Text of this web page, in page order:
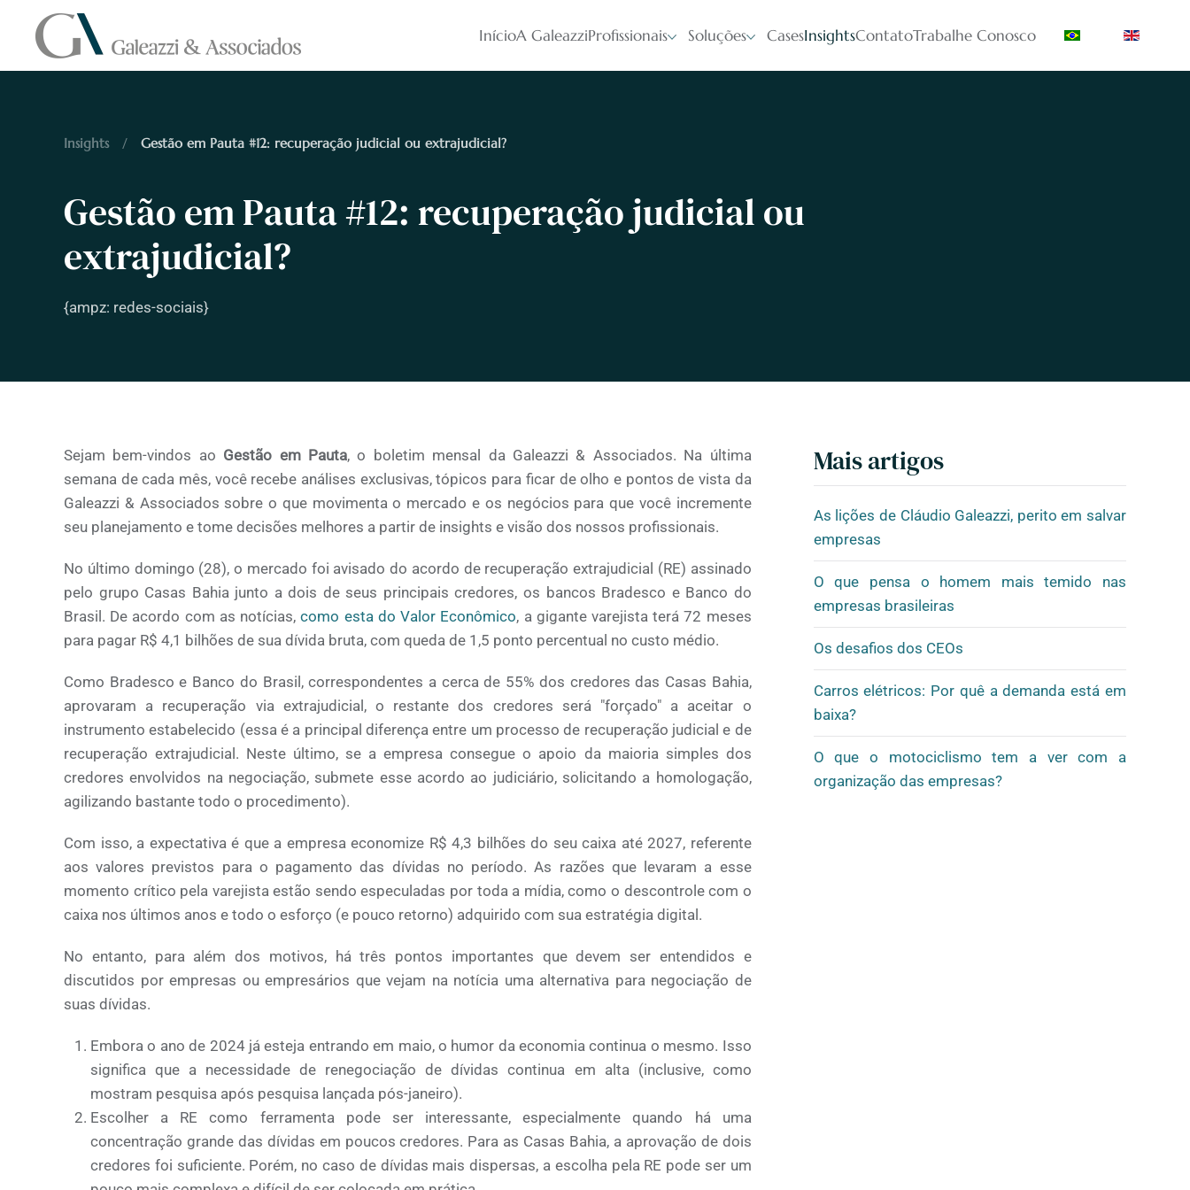
Skip to main content InícioA GaleazziProfissionais Soluções CasesInsightsContatoTrabalhe Conosco
Insights Gestão em Pauta #12: recuperação judicial ou extrajudicial?
Gestão em Pauta #12: recuperação judicial ou
extrajudicial?
{ampz: redes-sociais}
Sejam bem-vindos ao Gestão em Pauta, o boletim mensal da Galeazzi & Associados. Na última
semana de cada mês, você recebe análises exclusivas, tópicos para ficar de olho e pontos de vista da
Galeazzi & Associados sobre o que movimenta o mercado e os negócios para que você incremente
seu planejamento e tome decisões melhores a partir de insights e visão dos nossos profissionais.
No último domingo (28), o mercado foi avisado do acordo de recuperação extrajudicial (RE) assinado
pelo grupo Casas Bahia junto a dois de seus principais credores, os bancos Bradesco e Banco do
Brasil. De acordo com as notícias,como esta do Valor Econômico, a gigante varejista terá 72 meses
para pagar R$ 4,1 bilhões de sua dívida bruta, com queda de 1,5 ponto percentual no custo médio.
Como Bradesco e Banco do Brasil, correspondentes a cerca de 55% dos credores das Casas Bahia,
aprovaram a recuperação via extrajudicial, o restante dos credores será "forçado" a aceitar o
instrumento estabelecido (essa é a principal diferença entre um processo de recuperação judicial e de
recuperação extrajudicial. Neste último, se a empresa consegue o apoio da maioria simples dos
credores envolvidos na negociação, submete esse acordo ao judiciário, solicitando a homologação,
agilizando bastante todo o procedimento).
Com isso, a expectativa é que a empresa economize R$ 4,3 bilhões do seu caixa até 2027, referente
aos valores previstos para o pagamento das dívidas no período. As razões que levaram a esse
momento crítico pela varejista estão sendo especuladas por toda a mídia, como o descontrole com o
caixa nos últimos anos e todo o esforço (e pouco retorno) adquirido com sua estratégia digital.
No entanto, para além dos motivos, há três pontos importantes que devem ser entendidos e
discutidos por empresas ou empresários que vejam na notícia uma alternativa para negociação de
suas dívidas.
Embora o ano de 2024 já esteja entrando em maio, o humor da economia continua o mesmo. Isso
significa que a necessidade de renegociação de dívidas continua em alta (inclusive, como
mostram pesquisa após pesquisa lançada pós-janeiro).
Escolher a RE como ferramenta pode ser interessante, especialmente quando há uma
concentração grande das dívidas em poucos credores. Para as Casas Bahia, a aprovação de dois
credores foi suficiente. Porém, no caso de dívidas mais dispersas, a escolha pela RE pode ser um
Mais artigos
As lições de Cláudio Galeazzi, perito em salvar
empresas
O que pensa o homem mais temido nas
empresas brasileiras
Os desafios dos CEOs
Carros elétricos: Por quê a demanda está em
baixa?
O que o motociclismo tem a ver com a
organização das empresas?